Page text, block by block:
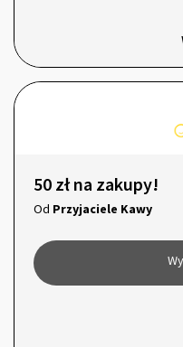
50 zł na zakupy!
Od Przyjaciele Kawy